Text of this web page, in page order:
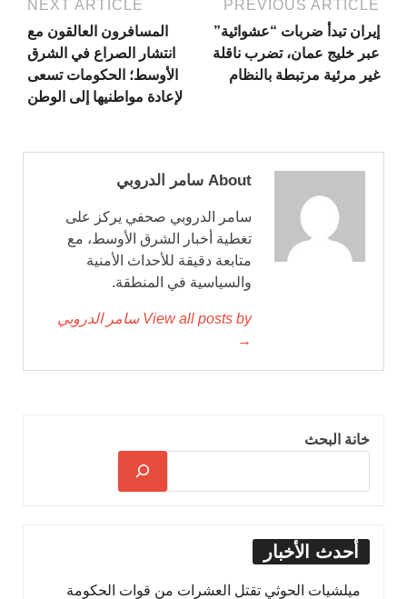
PREVIOUS ARTICLE
إيران تبدأ ضربات “عشوائية”
عبر خليج عمان، تضرب ناقلة
غير مرئية مرتبطة بالنظام
NEXT ARTICLE
المسافرون العالقون مع
انتشار الصراع في الشرق
الأوسط؛ الحكومات تسعى
لإعادة مواطنيها إلى الوطن
About سامر الدروبي
سامر الدروبي صحفي يركز على
تغطية أخبار الشرق الأوسط، مع
متابعة دقيقة للأحداث الأمنية
والسياسية في المنطقة.
View all posts by سامر الدروبي
→
خانة البحث
أحدث الأخبار
ميلشيات الحوثي تقتل العشرات من قوات الحكومة